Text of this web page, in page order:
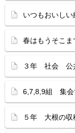
いつもおいし
春はもうそこ
３年 社会 公
6,7,8,9組 集会
５年 大根の収